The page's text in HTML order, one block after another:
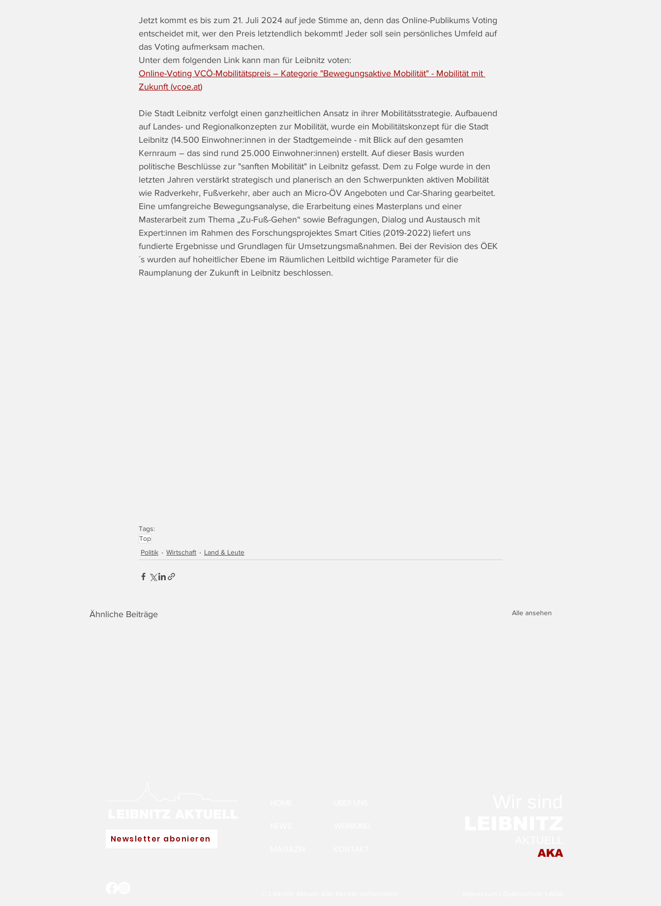
Jetzt kommt es bis zum 21. Juli 2024 auf jede Stimme an, denn das Online-Publikums Voting
entscheidet mit, wer den Preis letztendlich bekommt! Jeder soll sein persönliches Umfeld auf
das Voting aufmerksam machen.
Unter dem folgenden Link kann man für Leibnitz voten:
Online-Voting VCÖ-Mobilitätspreis – Kategorie "Bewegungsaktive Mobilität" - Mobilität mit
Zukunft (vcoe.at)
Die Stadt Leibnitz verfolgt einen ganzheitlichen Ansatz in ihrer Mobilitätsstrategie. Aufbauend
auf Landes- und Regionalkonzepten zur Mobilität, wurde ein Mobilitätskonzept für die Stadt
Leibnitz (14.500 Einwohner:innen in der Stadtgemeinde - mit Blick auf den gesamten
Kernraum – das sind rund 25.000 Einwohner:innen) erstellt. Auf dieser Basis wurden
politische Beschlüsse zur "sanften Mobilität" in Leibnitz gefasst. Dem zu Folge wurde in den
letzten Jahren verstärkt strategisch und planerisch an den Schwerpunkten aktiven Mobilität
wie Radverkehr, Fußverkehr, aber auch an Micro-ÖV Angeboten und Car-Sharing gearbeitet.
Eine umfangreiche Bewegungsanalyse, die Erarbeitung eines Masterplans und einer
Masterarbeit zum Thema „Zu-Fuß-Gehen“ sowie Befragungen, Dialog und Austausch mit
Expert:innen im Rahmen des Forschungsprojektes Smart Cities (2019-2022) liefert uns
fundierte Ergebnisse und Grundlagen für Umsetzungsmaßnahmen. Bei der Revision des ÖEK
´s wurden auf hoheitlicher Ebene im Räumlichen Leitbild wichtige Parameter für die
Raumplanung der Zukunft in Leibnitz beschlossen.
Tags:
Top
Politik
Wirtschaft Land & Leute
Ähnliche Beiträge Alle ansehen
Newsletter abonieren
AKA